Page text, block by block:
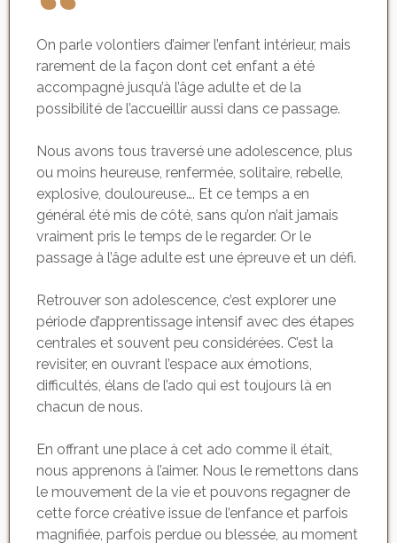
On parle volontiers d’aimer l’enfant intérieur, mais
rarement de la façon dont cet enfant a été
accompagné jusqu’à l’âge adulte et de la
possibilité de l’accueillir aussi dans ce passage.
Nous avons tous traversé une adolescence, plus
ou moins heureuse, renfermée, solitaire, rebelle,
explosive, douloureuse…. Et ce temps a en
général été mis de côté, sans qu’on n’ait jamais
vraiment pris le temps de le regarder. Or le
passage à l’âge adulte est une épreuve et un défi.
Retrouver son adolescence, c’est explorer une
période d’apprentissage intensif avec des étapes
centrales et souvent peu considérées. C’est la
revisiter, en ouvrant l’espace aux émotions,
difficultés, élans de l’ado qui est toujours là en
chacun de nous.
En offrant une place à cet ado comme il était,
nous apprenons à l’aimer. Nous le remettons dans
le mouvement de la vie et pouvons regagner de
cette force créative issue de l’enfance et parfois
magnifiée, parfois perdue ou blessée, au moment